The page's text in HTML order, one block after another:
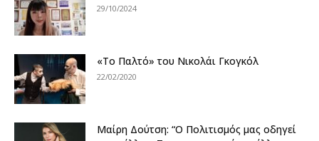
29/10/2024
«Το Παλτό» του Νικολάι Γκογκόλ
22/02/2020
Μαίρη Δούτση: “Ο Πολιτισμός μας οδηγεί